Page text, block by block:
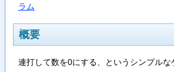
ラム
概要
連打して数を0にする、というシンプルな